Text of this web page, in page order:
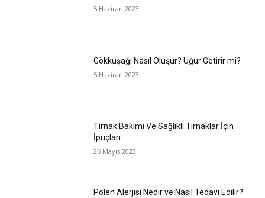
5 Haziran 2023
Gökkuşağı Nasıl Oluşur? Uğur Getirir mi?
5 Haziran 2023
Tırnak Bakımı Ve Sağlıklı Tırnaklar İçin
İpuçları
26 Mayıs 2023
Polen Alerjisi Nedir ve Nasıl Tedavi Edilir?